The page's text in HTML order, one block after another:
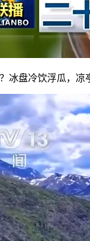
盘冷饮浮瓜，凉亭